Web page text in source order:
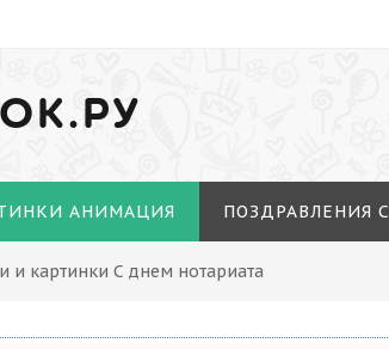
АНИМАЦИЯ ПОЗДРАВЛЕНИЯ
и картинки С днем нотариата